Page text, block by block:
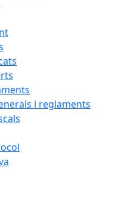
i reglaments